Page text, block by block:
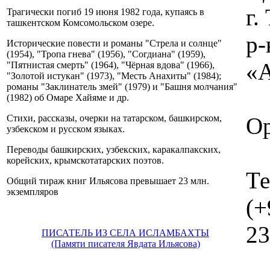
Трагически погиб 19 июня 1982 года, купаясь в
ташкентском Комсомольском озере.
Исторические повести и романы "Стрела и солнце"
(1954), "Тропа гнева" (1956), "Согдиана" (1959),
"Пятнистая смерть" (1964), "Чёрная вдова" (1966),
"Золотой истукан" (1973), "Месть Анахиты" (1984);
романы "Заклинатель змей" (1979) и "Башня молчания"
(1982) об Омаре Хайяме и др.
Стихи, рассказы, очерки на татарском, башкирском,
узбекском и русском языках.
Переводы башкирских, узбекских, каракалпакских,
корейских, крымскотатарских поэтов.
Общий тираж книг Ильясова превышает 23 млн.
экземпляров
ПИСАТЕЛЬ ИЗ СЕЛА ИСЛАМБАХТЫ
(Памяти писателя Явдата Ильясова)